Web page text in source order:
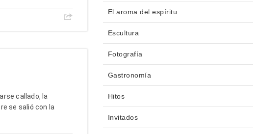
callado, la
se salió con la
El aroma del espíritu
Escultura
Fotografía
Gastronomía
Hitos
Invitados